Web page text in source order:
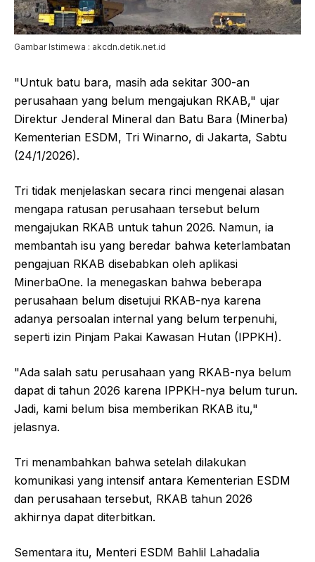
Gambar Istimewa : akcdn.detik.net.id
"Untuk batu bara, masih ada sekitar 300-an
perusahaan yang belum mengajukan RKAB," ujar
Direktur Jenderal Mineral dan Batu Bara (Minerba)
Kementerian ESDM, Tri Winarno, di Jakarta, Sabtu
(24/1/2026).
Tri tidak menjelaskan secara rinci mengenai alasan
mengapa ratusan perusahaan tersebut belum
mengajukan RKAB untuk tahun 2026. Namun, ia
membantah isu yang beredar bahwa keterlambatan
pengajuan RKAB disebabkan oleh aplikasi
MinerbaOne. Ia menegaskan bahwa beberapa
perusahaan belum disetujui RKAB-nya karena
adanya persoalan internal yang belum terpenuhi,
seperti izin Pinjam Pakai Kawasan Hutan (IPPKH).
"Ada salah satu perusahaan yang RKAB-nya belum
dapat di tahun 2026 karena IPPKH-nya belum turun.
Jadi, kami belum bisa memberikan RKAB itu,"
jelasnya.
Tri menambahkan bahwa setelah dilakukan
komunikasi yang intensif antara Kementerian ESDM
dan perusahaan tersebut, RKAB tahun 2026
akhirnya dapat diterbitkan.
Sementara itu, Menteri ESDM Bahlil Lahadalia